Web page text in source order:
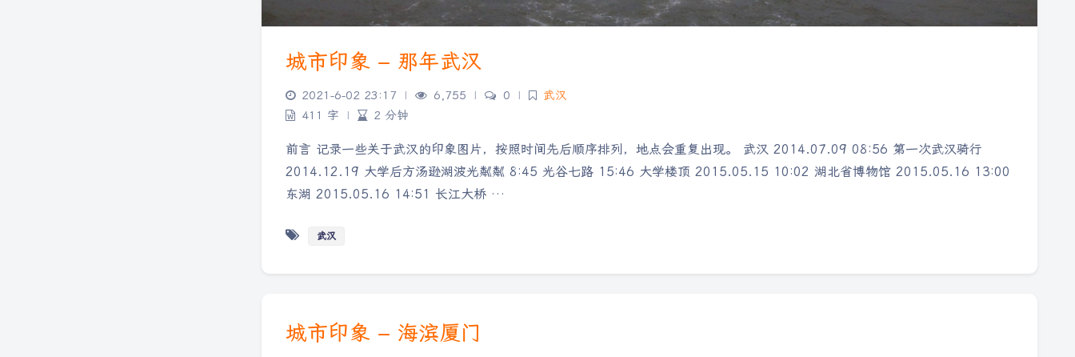
城市印象 – 那年武汉
2021-6-02 23:17 | 6,755 | 0 |
武汉
411 字
| 2 分钟
前言 记录一些关于武汉的印象图片，按照时间先后顺序排列，地点会重复出现。 武汉 2014.07.09 08:56 第一次武汉骑行
2014.12.19 大学后方汤逊湖波光粼粼 8:45 光谷七路 15:46 大学楼顶 2015.05.15 10:02 湖北省博物馆 2015.05.16 13:00
东湖 2015.05.16 14:51 长江大桥 …
武汉
城市印象 – 海滨厦门